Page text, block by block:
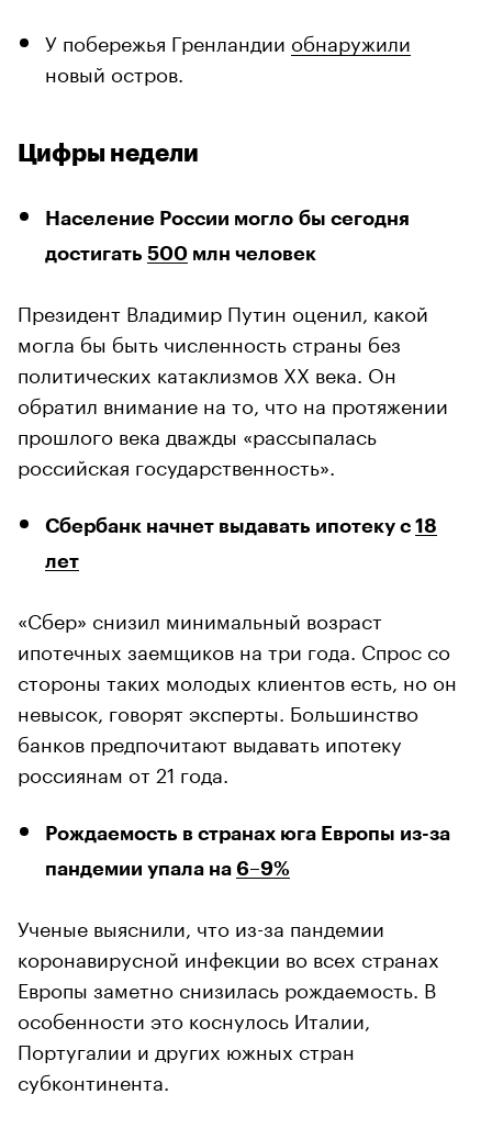
У побережья Гренландии обнаружили
новый остров.
Цифры недели
Население России могло бы сегодня
достигать 500 млн человек
Президент Владимир Путин оценил, какой
могла бы быть численность страны без
политических катаклизмов XX века. Он
обратил внимание на то, что на протяжении
прошлого века дважды «рассыпалась
российская государственность».
Сбербанк начнет выдавать ипотеку с 18
лет
«Сбер» снизил минимальный возраст
ипотечных заемщиков на три года. Спрос со
стороны таких молодых клиентов есть, но он
невысок, говорят эксперты. Большинство
банков предпочитают выдавать ипотеку
россиянам от 21 года.
Рождаемость в странах юга Европы из-за
пандемии упала на 6–9%
Ученые выяснили, что из-за пандемии
коронавирусной инфекции во всех странах
Европы заметно снизилась рождаемость. В
особенности это коснулось Италии,
Португалии и других южных стран
субконтинента.